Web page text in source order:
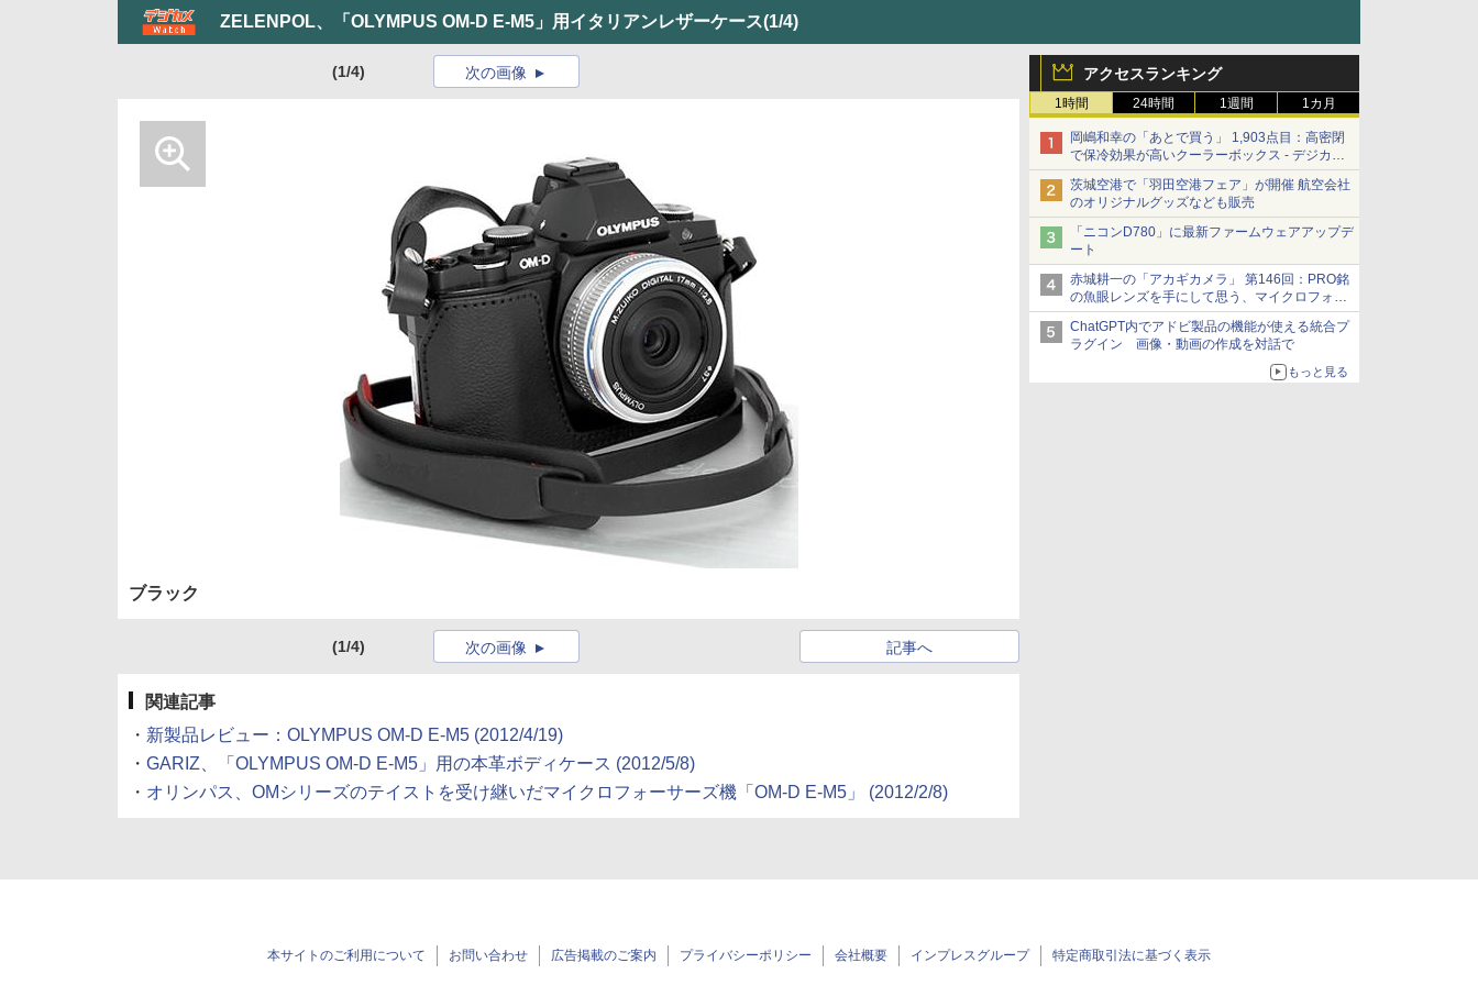
ZELENPOL、「OLYMPUS OM-D E-M5」用イタリアンレザーケース(1/4)
アクセスランキング
1時間 24時間 1週間 1カ月
岡嶋和幸の「あとで買う」 1,903点目：高密閉
で保冷効果が高いクーラーボックス - デジカメ
Watch
茨城空港で「羽田空港フェア」が開催 航空会社
のオリジナルグッズなども販売
「ニコンD780」に最新ファームウェアアップデ
ート
赤城耕一の「アカギカメラ」 第146回：PRO銘
の魚眼レンズを手にして思う、マイクロフォー
サーズへの期待と可能性
ChatGPT内でアドビ製品の機能が使える統合プ
ラグイン 画像・動画の作成を対話で
もっと見る
(1/4) 次の画像
ブラック
(1/4) 記事へ
次の画像
関連記事
・ 新製品レビュー：OLYMPUS OM-D E-M5 (2012/4/19)
・ GARIZ、「OLYMPUS OM-D E-M5」用の本革ボディケース (2012/5/8)
・ オリンパス、OMシリーズのテイストを受け継いだマイクロフォーサーズ機「OM-D E-M5」 (2012/2/8)
本サイトのご利用について お問い合わせ 広告掲載のご案内 プライバシーポリシー 会社概要 インプレスグループ 特定商取引法に基づく表示